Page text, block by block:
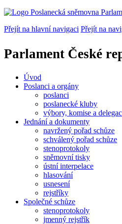
Přejít na hlavní navigaci Přejít na
Parlament České
Úvod
Poslanci a orgány
poslanci
poslanecké kluby
výbory, komise a
Jednání a dokumenty
navržený pořad schůze
schválený pořad schůze
stenoprotokoly
sněmovní tisky
ústní interpelace
hlasování
usnesení
rejstříky
Společné schůze
stenoprotokoly
jmenný rejstřík